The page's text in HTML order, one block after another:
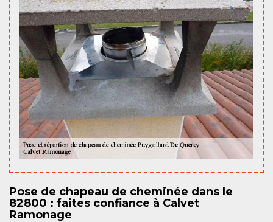
Pose de chapeau de cheminée dans le
82800 : faites confiance à Calvet
Ramonage